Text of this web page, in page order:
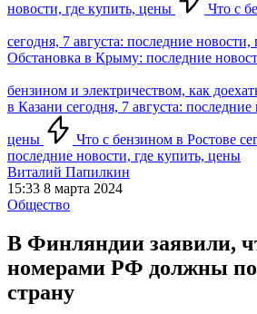
новости, где купить, цены Что с
сегодня, 7 августа: последние
Обстановка в Крыму: последние
бензином и электричеством, как
в Казани сегодня, 7 августа: последние
цены
Что с бензином в Ростове
последние новости, где купить, цены
Виталий Папилкин
15:33 8 марта 2024
Общество
В Финляндии заявили,
номерами РФ должны
страну